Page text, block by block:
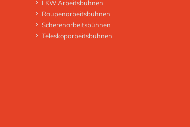
LKW Arbeitsbühnen
Raupenarbeitsbühnen
Scherenarbeitsbühnen
Teleskoparbeitsbühnen